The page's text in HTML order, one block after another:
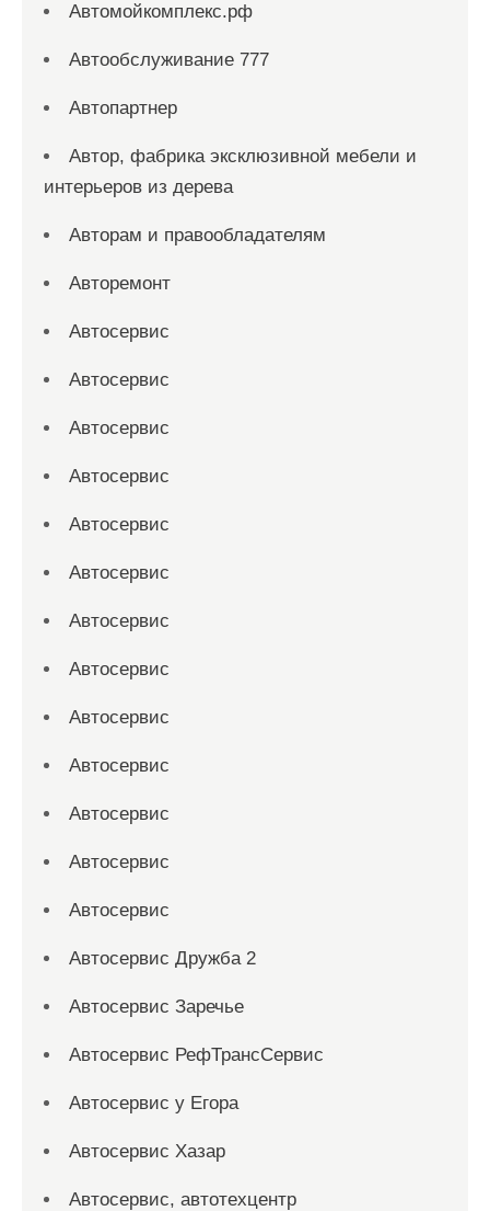
Автомойкомплекс.рф
Автообслуживание 777
Автопартнер
Автор, фабрика эксклюзивной мебели и
интерьеров из дерева
Авторам и правообладателям
Авторемонт
Автосервис
Автосервис
Автосервис
Автосервис
Автосервис
Автосервис
Автосервис
Автосервис
Автосервис
Автосервис
Автосервис
Автосервис
Автосервис
Автосервис Дружба 2
Автосервис Заречье
Автосервис РефТрансСервис
Автосервис у Егора
Автосервис Хазар
Автосервис, автотехцентр